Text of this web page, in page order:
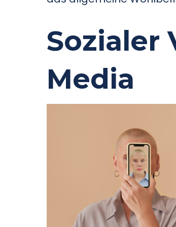
Sozialer
Media